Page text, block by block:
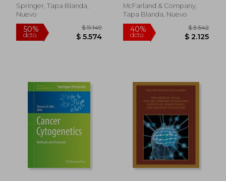
50% 50%
dcto.
Allison, Anthony C.
Springer, Tapa Blanda,
Nuevo
McFarland & Company,
Tapa Blanda, Nuevo